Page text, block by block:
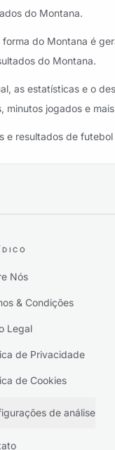
do Montana.
do Montana é
do Montana.
as estatísticas e o
minutos jogados e
e resultados de
Nós
& Condições
Legal
de Privacidade
de Cookies
de análise